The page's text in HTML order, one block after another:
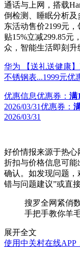
通话与上网，搭载
倒检测、睡眠分析
东活动售价2199元
贴15%立减299.85元
众，智能生活即刻升
华为 【送礼送健康
不锈钢表...1999元优
优惠信息优惠券： 满
2026/03/31优惠券：
2026/03/31
好价情报来源于热
折扣与价格信息可
确认。如发现问题，
错与问题建议”或直
搜罗全网紧俏
手把手教你羊
展开全文
使用中关村在线APP